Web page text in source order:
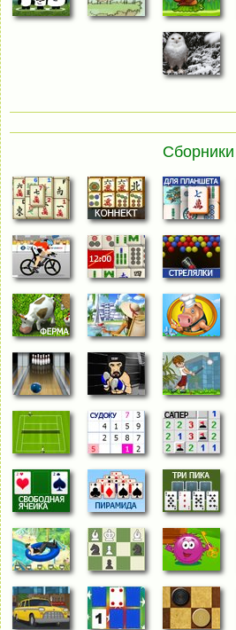
Сборники